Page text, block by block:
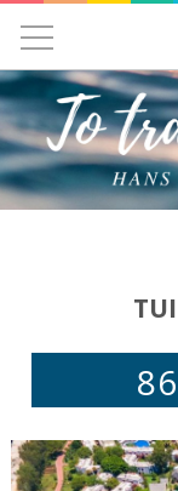
УЧЕНИЧЕСКИ
ЕКСКУРЗИИ
ПОЧИВКИ
САМОЛЕТНИ
ИЗПРАТИ